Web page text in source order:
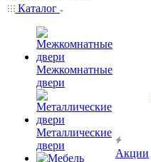
Каталог
Межкомнатные
двери
Металлические
двери
Акции